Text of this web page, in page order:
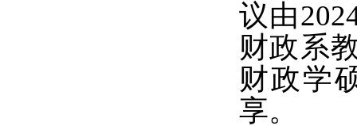
议由
财政系
财政学
享。